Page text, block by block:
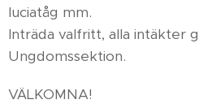
luciatåg mm.
Inträda valfritt, alla intäkter
Ungdomssektion.
VÄLKOMNA!